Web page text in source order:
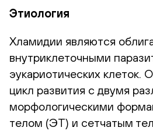
Этиология
Хламидии являются
внутриклеточными
эукариотических клеток.
цикл развития с двумя
морфологическими
телом (ЭТ) и сетчатым